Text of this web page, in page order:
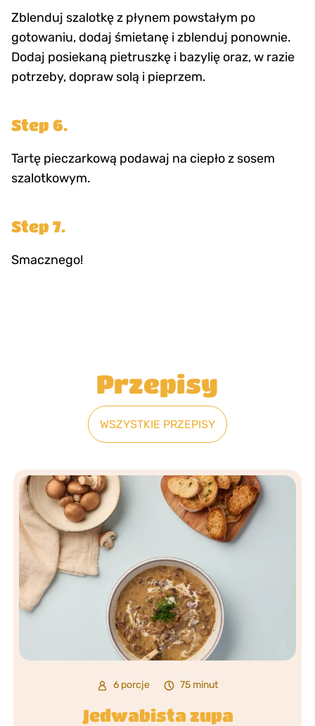
Zblenduj szalotkę z płynem powstałym po
gotowaniu, dodaj śmietanę i zblenduj ponownie.
Dodaj posiekaną pietruszkę i bazylię oraz, w razie
potrzeby, dopraw solą i pieprzem.
Step 6.
Tartę pieczarkową podawaj na ciepło z sosem
szalotkowym.
Step 7.
Smacznego!
Przepisy
WSZYSTKIE PRZEPISY
6 porcje 75 minut
Jedwabista zupa